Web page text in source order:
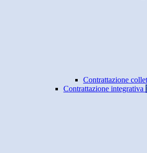
Contrattazione
Contrattazione integrativa